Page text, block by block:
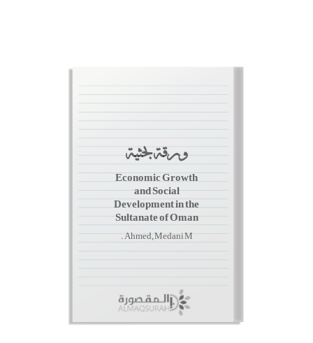
ورقة بحثية
Economic Growth
and Social
Development in the
Sultanate of Oman
Ahmed, Medani M.